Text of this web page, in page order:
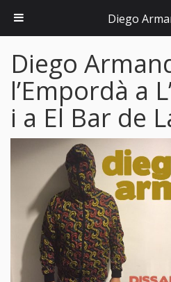
Diego
l’Empordà a
i a El Bar de
Diego